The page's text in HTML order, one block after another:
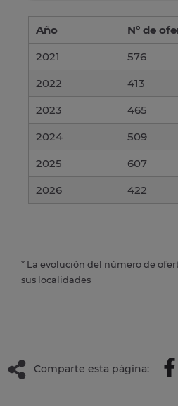
Año Nº de
2021
576
2022
413
2023
465
2024
509
2025
607
2026
422
* La evolución del número de
sus localidades
Comparte esta página: